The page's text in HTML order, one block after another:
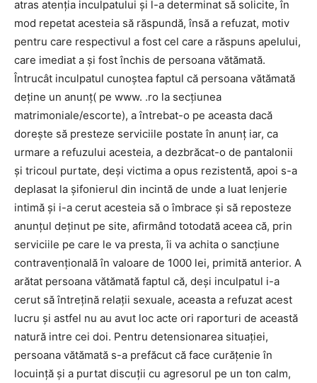
atras atenția inculpatului și l-a determinat să solicite, în
mod repetat acesteia să răspundă, însă a refuzat, motiv
pentru care respectivul a fost cel care a răspuns apelului,
care imediat a și fost închis de persoana vătămată.
Întrucât inculpatul cunoștea faptul că persoana vătămată
deține un anunț( pe www. .ro la secțiunea
matrimoniale/escorte), a întrebat-o pe aceasta dacă
doreşte să presteze serviciile postate în anunț iar, ca
urmare a refuzului acesteia, a dezbrăcat-o de pantalonii
și tricoul purtate, deși victima a opus rezistentă, apoi s-a
deplasat la șifonierul din incintă de unde a luat lenjerie
intimă şi i-a cerut acesteia să o îmbrace și să reposteze
anunțul deţinut pe site, afirmând totodată aceea că, prin
serviciile pe care le va presta, îi va achita o sancțiune
contravențională în valoare de 1000 lei, primită anterior. A
arătat persoana vătămată faptul că, deși inculpatul i-a
cerut să întrețină relații sexuale, aceasta a refuzat acest
lucru și astfel nu au avut loc acte ori raporturi de această
natură intre cei doi. Pentru detensionarea situației,
persoana vătămată s-a prefăcut că face curățenie în
locuinţă și a purtat discuții cu agresorul pe un ton calm,